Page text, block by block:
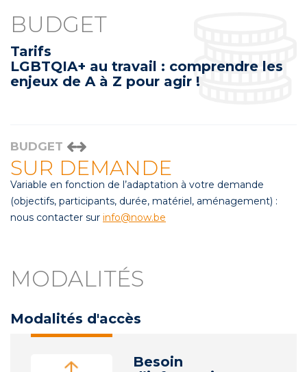
BUDGET
Tarifs
LGBTQIA+ au travail : comprendre les
enjeux de A à Z pour agir !
BUDGET
SUR DEMANDE
Variable en fonction de l’adaptation à votre demande
(objectifs, participants, durée, matériel, aménagement) :
nous contacter sur info@now.be
MODALITÉS
Modalités d'accès
Besoin